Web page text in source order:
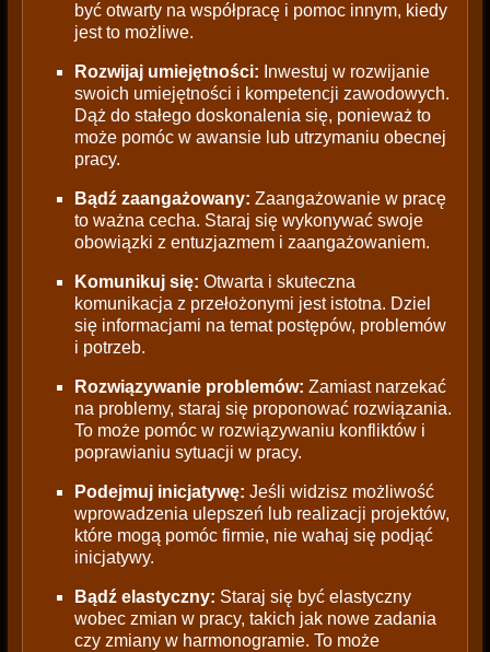
być otwarty na współpracę i pomoc innym, kiedy
jest to możliwe.
Rozwijaj umiejętności: Inwestuj w rozwijanie
swoich umiejętności i kompetencji zawodowych.
Dąż do stałego doskonalenia się, ponieważ to
może pomóc w awansie lub utrzymaniu obecnej
pracy.
Bądź zaangażowany: Zaangażowanie w pracę
to ważna cecha. Staraj się wykonywać swoje
obowiązki z entuzjazmem i zaangażowaniem.
Komunikuj się: Otwarta i skuteczna
komunikacja z przełożonymi jest istotna. Dziel
się informacjami na temat postępów, problemów
i potrzeb.
Rozwiązywanie problemów: Zamiast narzekać
na problemy, staraj się proponować rozwiązania.
To może pomóc w rozwiązywaniu konfliktów i
poprawianiu sytuacji w pracy.
Podejmuj inicjatywę: Jeśli widzisz możliwość
wprowadzenia ulepszeń lub realizacji projektów,
które mogą pomóc firmie, nie wahaj się podjąć
inicjatywy.
Bądź elastyczny: Staraj się być elastyczny
wobec zmian w pracy, takich jak nowe zadania
czy zmiany w harmonogramie. To może